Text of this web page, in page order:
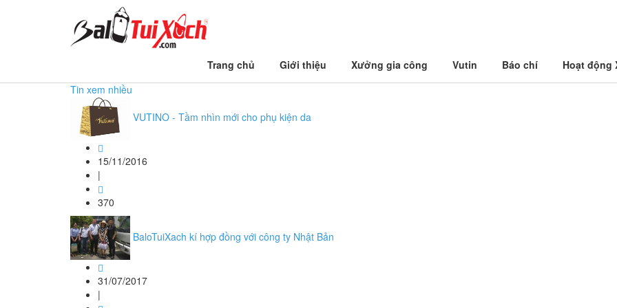
Trang chủ Giới thiệu Xưởng gia công Vutin Báo chí Hoạt động
Tin xem nhiều
VUTINO - Tầm nhìn mới cho phụ kiện da
15/11/2016
|
370
BaloTuiXach kí hợp đồng với công ty Nhật Bản
31/07/2017
|